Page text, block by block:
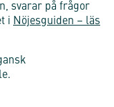
svarar på frågor
i Nöjesguiden – läs